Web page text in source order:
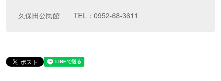
久保田公民館 TEL：0952-68-3611